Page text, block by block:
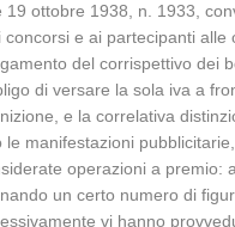
ottobre 1938, n. 1933,
e ai partecipanti
del corrispettivo
di versare la sola iva a
e la correlativa
manifestazioni
operazioni a
un certo numero di
vi hanno